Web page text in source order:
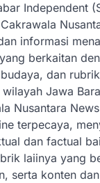
Independent
informasi
berkaitan
dan
Jawa
Nusantara
terpecaya,
dan factual
laiinya yang
serta konten